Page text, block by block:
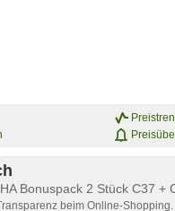
Bonuspack 2 Stück C37 +
beim Online-